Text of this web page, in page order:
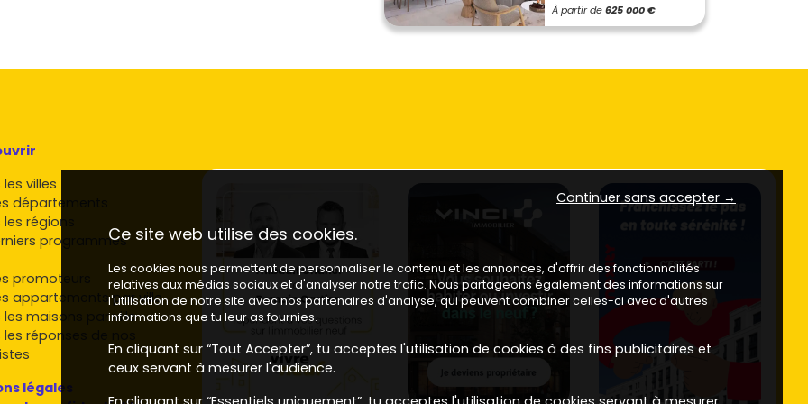
À partir de625 000 €
villes
départements
régions
programmes
promoteurs
appartements par ville
maisons par ville
réponses de nos
légales
Continuer sans accepter →
Ce site web utilise des cookies.
Les cookies nous permettent de personnaliser le contenu et les annonces, d'offrir des fonctionnalités
relatives aux médias sociaux et d'analyser notre trafic. Nous partageons également des informations sur
l'utilisation de notre site avec nos partenaires d'analyse, qui peuvent combiner celles-ci avec d'autres
informations que tu leur as fournies.
En cliquant sur “Tout Accepter”, tu acceptes l'utilisation de cookies à des fins publicitaires et
ceux servant à mesurer l'audience.